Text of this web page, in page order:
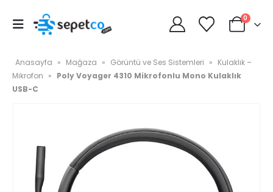
0
Anasayfa » Mağaza » Görüntü ve Ses Sistemleri » Kulaklık –
Mikrofon » Poly Voyager 4310 Mikrofonlu Mono Kulaklık
USB-C